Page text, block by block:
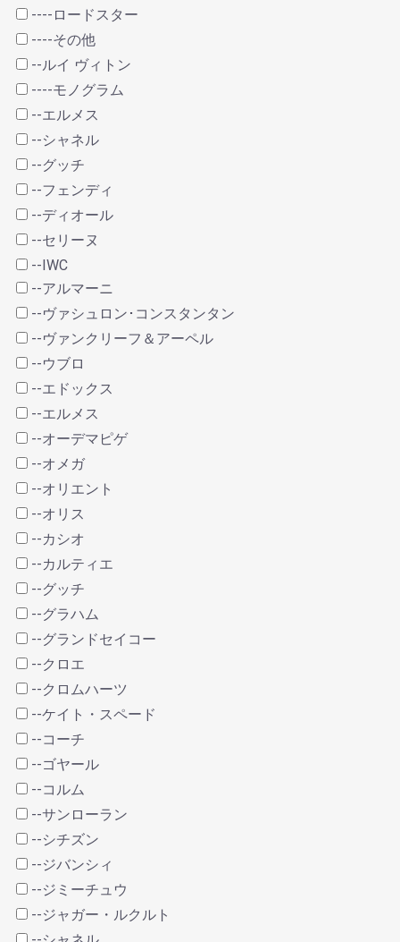
----ロードスター
----その他
--ルイ ヴィトン
----モノグラム
--エルメス
--シャネル
--グッチ
--フェンディ
--ディオール
--セリーヌ
--IWC
--アルマーニ
--ヴァシュロン･コンスタンタン
--ヴァンクリーフ＆アーペル
--ウブロ
--エドックス
--エルメス
--オーデマピゲ
--オメガ
--オリエント
--オリス
--カシオ
--カルティエ
--グッチ
--グラハム
--グランドセイコー
--クロエ
--クロムハーツ
--ケイト・スペード
--コーチ
--ゴヤール
--コルム
--サンローラン
--シチズン
--ジバンシィ
--ジミーチュウ
--ジャガー・ルクルト